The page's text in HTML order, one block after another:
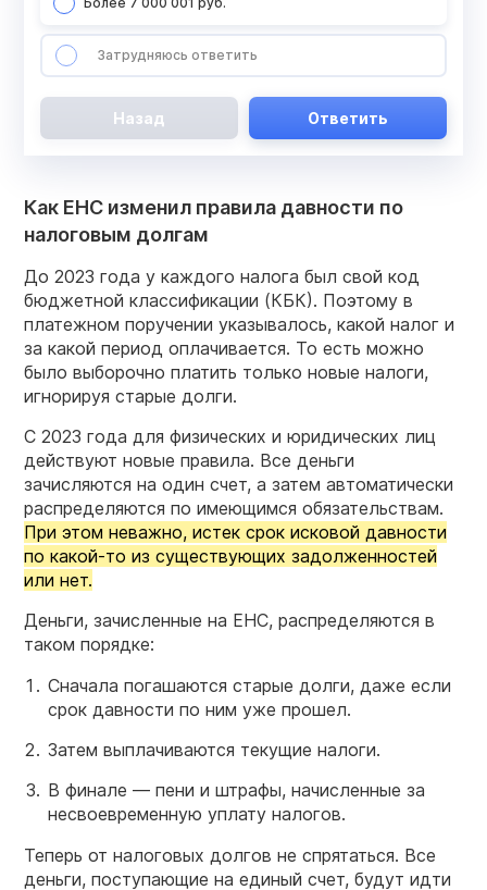
Затрудняюсь ответить
Назад Ответить
Как ЕНС изменил правила давности по
налоговым долгам
До 2023 года у каждого налога был свой код
бюджетной классификации (КБК). Поэтому в
платежном поручении указывалось, какой налог и
за какой период оплачивается. То есть можно
было выборочно платить только новые налоги,
игнорируя старые долги.
С 2023 года для физических и юридических лиц
действуют новые правила. Все деньги
зачисляются на один счет, а затем автоматически
распределяются по имеющимся обязательствам.
При этом неважно, истек срок исковой давности
по какой-то из существующих задолженностей
или нет.
Деньги, зачисленные на ЕНС, распределяются в
таком порядке:
Сначала погашаются старые долги, даже если
срок давности по ним уже прошел.
Затем выплачиваются текущие налоги.
В финале — пени и штрафы, начисленные за
несвоевременную уплату налогов.
Теперь от налоговых долгов не спрятаться. Все
деньги, поступающие на единый счет, будут идти